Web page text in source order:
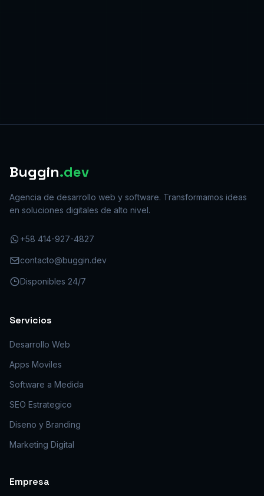
Buggin.dev
Agencia de desarrollo web y software. Transformamos ideas
en soluciones digitales de alto nivel.
+58 414-927-4827
contacto@buggin.dev
Disponibles 24/7
Servicios
Desarrollo Web
Apps Moviles
Software a Medida
SEO Estrategico
Diseno y Branding
Marketing Digital
Empresa